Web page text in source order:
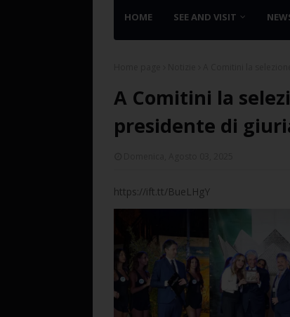
HOME SEE AND VISIT
A Comitini la
presidente di
https://ift.tt/BueLHgY